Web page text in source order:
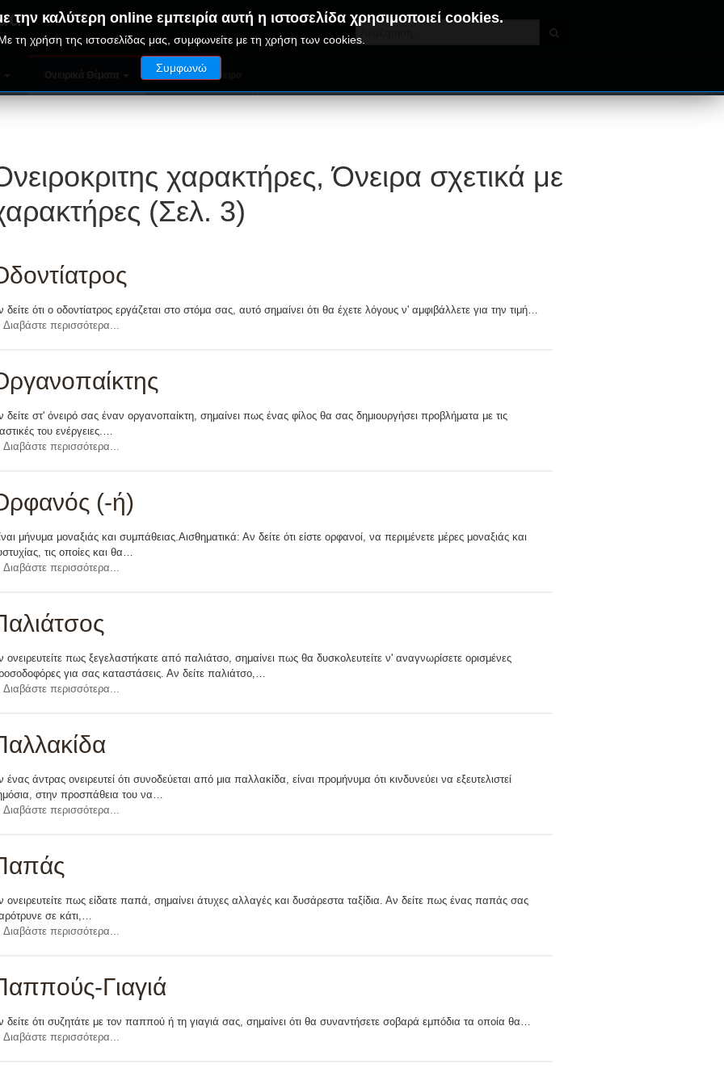
την καλύτερη online εμπειρία αυτή η ιστοσελίδα χρησιμοποιεί cookies.
τη χρήση της ιστοσελίδας μας, συμφωνείτε με τη χρήση των cookies.
Συμφωνώ
Ονειρικά Θέματα Παράξενα Όνειρα
χαρακτήρες, Όνειρα σχετικά με
(Σελ. 3)
δείτε ότι ο οδοντίατρος εργάζεται στο στόμα σας, αυτό σημαίνει ότι θα έχετε λόγους ν' αμφιβάλλετε για την τιμή…
Διαβάστε περισσότερα...
δείτε στ' όνειρό σας έναν οργανοπαίκτη, σημαίνει πως ένας φίλος θα σας δημιουργήσει προβλήματα με τις
του ενέργειες.…
Διαβάστε περισσότερα...
(-ή)
μήνυμα μοναξιάς και συμπάθειας.Αισθηματικά: Αν δείτε ότι είστε ορφανοί, να περιμένετε μέρες μοναξιάς και
τις οποίες και θα…
Διαβάστε περισσότερα...
ονειρευτείτε πως ξεγελαστήκατε από παλιάτσο, σημαίνει πως θα δυσκολευτείτε ν' αναγνωρίσετε ορισμένες
για σας καταστάσεις. Αν δείτε παλιάτσο,…
Διαβάστε περισσότερα...
ένας άντρας ονειρευτεί ότι συνοδεύεται από μια παλλακίδα, είναι προμήνυμα ότι κινδυνεύει να εξευτελιστεί
στην προσπάθεια του να…
Διαβάστε περισσότερα...
ονειρευτείτε πως είδατε παπά, σημαίνει άτυχες αλλαγές και δυσάρεστα ταξίδια. Αν δείτε πως ένας παπάς σας
σε κάτι,…
Διαβάστε περισσότερα...
Γιαγιά
δείτε ότι συζητάτε με τον παππού ή τη γιαγιά σας, σημαίνει ότι θα συναντήσετε σοβαρά εμπόδια τα οποία θα…
Διαβάστε περισσότερα...